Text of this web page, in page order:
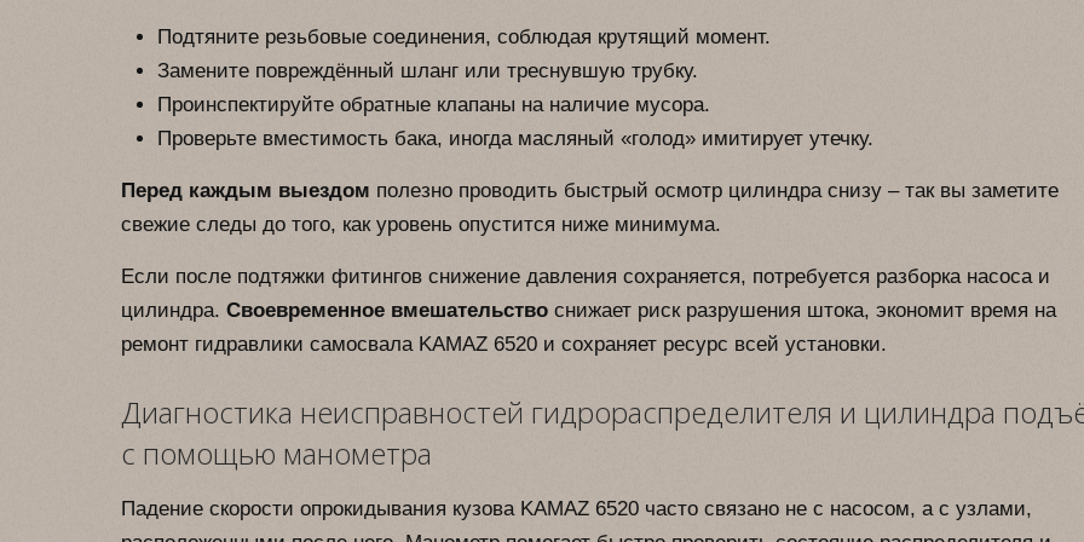
Подтяните резьбовые соединения, соблюдая крутящий момент.
Замените повреждённый шланг или треснувшую трубку.
Проинспектируйте обратные клапаны на наличие мусора.
Проверьте вместимость бака, иногда масляный «голод» имитирует утечку.
Перед каждым выездом полезно проводить быстрый осмотр цилиндра снизу – так вы заметите
свежие следы до того, как уровень опустится ниже минимума.
Если после подтяжки фитингов снижение давления сохраняется, потребуется разборка насоса и
цилиндра. Своевременное вмешательство снижает риск разрушения штока, экономит время на
ремонт гидравлики самосвала KAMAZ 6520 и сохраняет ресурс всей установки.
Диагностика неисправностей гидрораспределителя и цилиндра
с помощью манометра
Падение скорости опрокидывания кузова KAMAZ 6520 часто связано не с насосом, а с узлами,